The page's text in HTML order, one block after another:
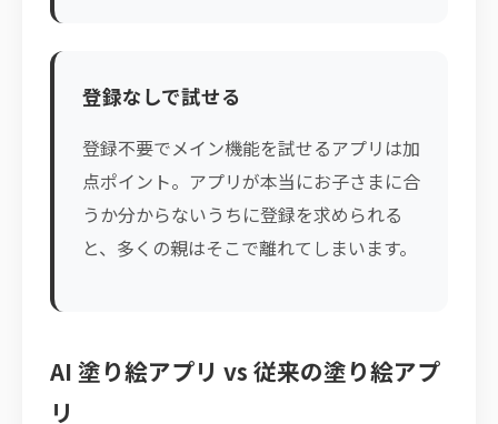
登録なしで試せる
登録不要でメイン機能を試せるアプリは加
点ポイント。アプリが本当にお子さまに合
うか分からないうちに登録を求められる
と、多くの親はそこで離れてしまいます。
AI 塗り絵アプリ vs 従来の塗り絵アプ
リ